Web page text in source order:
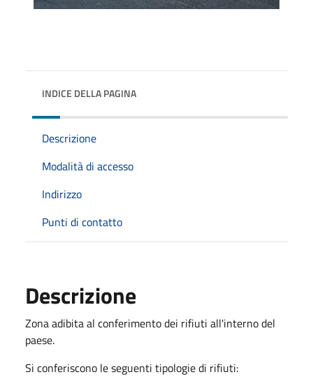
INDICE DELLA PAGINA
Descrizione
Modalità di accesso
Indirizzo
Punti di contatto
Descrizione
Zona adibita al conferimento dei rifiuti all'interno del
paese.
Si conferiscono le seguenti tipologie di rifiuti: